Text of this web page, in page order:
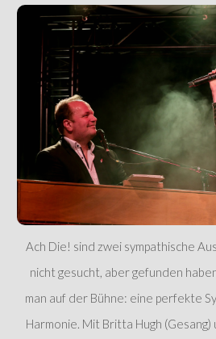
Ach Die! sind zwei sympathische
nicht gesucht, aber gefunden
man auf der Bühne: eine perfekte
Harmonie. Mit Britta Hugh (Gesang)